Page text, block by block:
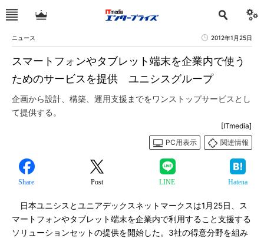
ニュース 2012年1月25日
スマートフォンやタブレット端末を企業内で使う
ためのサービスを提供 ユニシスグループ
企画から設計、構築、運用支援までをワンストップサービスとし
て提供する。
[ITmedia]
PC用表示
関連情報
Share Post LINE Hatena
日本ユニシスとユニアデックスネットマークスは1月25日、ス
マートフォンやタブレット端末を企業内で利用すること支援する
ソリューションセットの提供を開始した。3社の得意分野を組み